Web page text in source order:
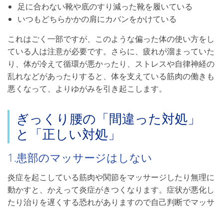
足に合わない靴や底のすり減った靴を履いている
いつもどちらかかの肩にカバンをかけている
これはごく一部ですが、このような偏った体の使い方をし
ている人は注意が必要です。さらに、疲れが溜まっていた
り、体が冷えて循環が悪かったり、ストレスや自律神経の
乱れなどがあったりすると、体を支えている筋肉の働きも
悪くなって、よりゆがみを引き起こします。
ぎっくり腰の「間違った対処」
と「正しい対処」
1.患部のマッサージはしない
炎症を起こしている筋肉や関節をマッサージしたり無理に
動かすと、かえって炎症がきつくなります。症状が悪化し
たり治りを遅くする恐れがありますので自己判断でマッサ